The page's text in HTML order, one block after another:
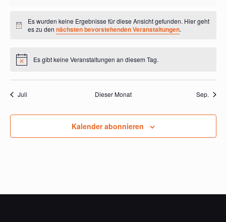
Hinweis
Es wurden keine Ergebnisse für diese Ansicht gefunden. Hier geht
es zu dennächsten bevorstehenden Veranstaltungen.
HinweisEs gibt keine Veranstaltungen an diesem Tag.
Juli Dieser Monat Sep.
Kalender abonnieren